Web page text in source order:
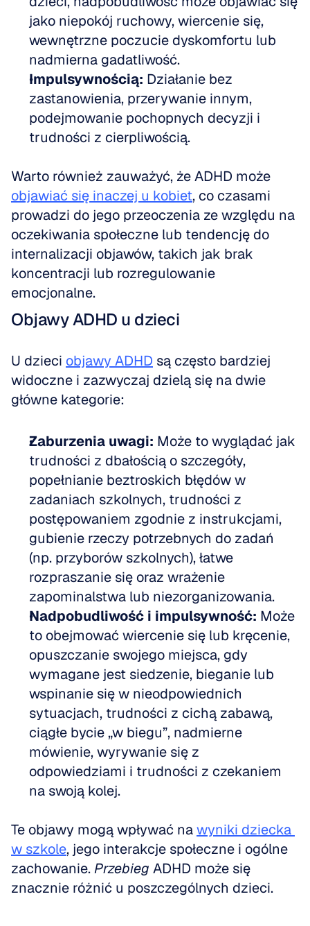
jako niepokój ruchowy, wiercenie się,
wewnętrzne poczucie dyskomfortu lub
nadmierna gadatliwość.
Impulsywnością: Działanie bez
zastanowienia, przerywanie innym,
podejmowanie pochopnych decyzji i
trudności z cierpliwością.
objawiać się inaczej u kobiet, co czasami
prowadzi do jego przeoczenia ze względu na
oczekiwania społeczne lub tendencję do
internalizacji objawów, takich jak brak
koncentracji lub rozregulowanie
emocjonalne.
Objawy ADHD u dzieci
U dzieci objawy ADHD są często bardziej
widoczne i zazwyczaj dzielą się na dwie
główne kategorie:
Zaburzenia uwagi: Może to wyglądać jak
trudności z dbałością o szczegóły,
popełnianie beztroskich błędów w
zadaniach szkolnych, trudności z
postępowaniem zgodnie z instrukcjami,
gubienie rzeczy potrzebnych do zadań
(np. przyborów szkolnych), łatwe
rozpraszanie się oraz wrażenie
zapominalstwa lub niezorganizowania.
Nadpobudliwość i impulsywność: Może
to obejmować wiercenie się lub kręcenie,
opuszczanie swojego miejsca, gdy
wymagane jest siedzenie, bieganie lub
wspinanie się w nieodpowiednich
sytuacjach, trudności z cichą zabawą,
ciągłe bycie „w biegu”, nadmierne
mówienie, wyrywanie się z
odpowiedziami i trudności z czekaniem
na swoją kolej.
Te objawy mogą wpływać na wyniki dziecka
w szkole, jego interakcje społeczne i ogólne
zachowanie. Przebieg ADHD może się
znacznie różnić u poszczególnych dzieci.